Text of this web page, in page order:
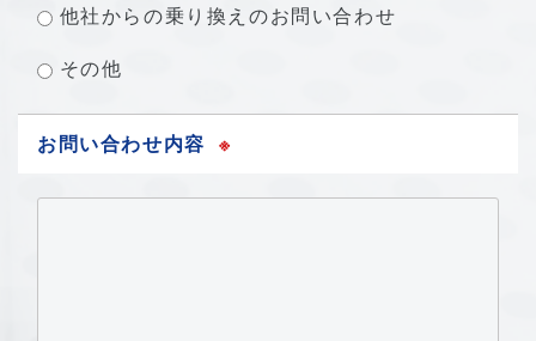
他社からの乗り換えのお問い合わせ
その他
お問い合わせ内容 ※